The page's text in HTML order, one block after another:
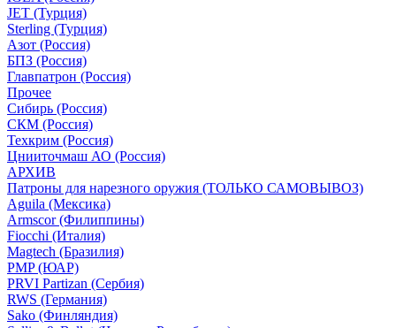
JET (Турция)
Sterling (Турция)
Азот (Россия)
БПЗ (Россия)
Главпатрон (Россия)
Прочее
Сибирь (Россия)
СКМ (Россия)
Техкрим (Россия)
Цнииточмаш АО (Россия)
АРХИВ
Патроны для нарезного оружия (ТОЛЬКО САМОВЫВОЗ)
Aguila (Мексика)
Armscor (Филиппины)
Fiocchi (Италия)
Magtech (Бразилия)
PMP (ЮАР)
PRVI Partizan (Сербия)
RWS (Германия)
Sako (Финляндия)